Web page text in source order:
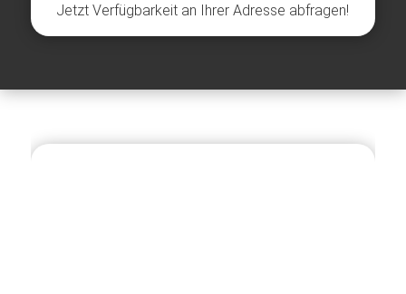
Jetzt Verfügbarkeit an Ihrer Adresse abfragen!